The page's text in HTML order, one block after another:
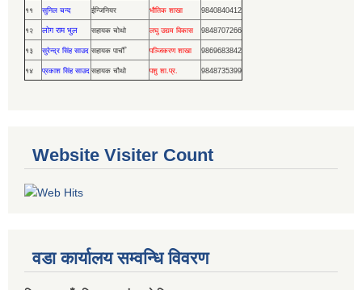
११ सुनिल चन्द ईन्जिनियर भौतिक शाखा 9840840412
१२ लोग राम भुल सहायक चोथो लघु उद्यम विकास 9848707266
१३ सुरेन्द्र सिंह साउद सहायक पाचौँ पञ्जिकरण शाखा 9869683842
१४ प्रकाश सिंह साउद सहायक चौथो पशु शा.प्र. 9848735399
Website Visiter Count
वडा कार्यालय सम्वन्धि विवरण